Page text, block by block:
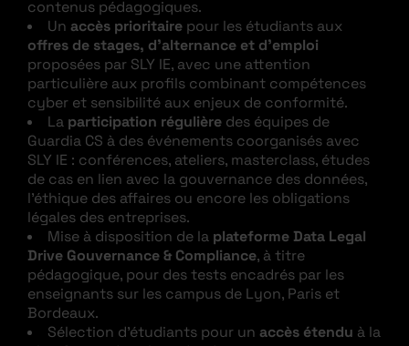
contenus pédagogiques.
Un accès prioritaire pour les étudiants aux
offres de stages, d’alternance et d’emploi
proposées par SLY IE, avec une attention
particulière aux profils combinant compétences
cyber et sensibilité aux enjeux de conformité.
La participation régulière des équipes de
Guardia CS à des événements coorganisés avec
SLY IE : conférences, ateliers, masterclass, études
de cas en lien avec la gouvernance des données,
l’éthique des affaires ou encore les obligations
légales des entreprises.
Mise à disposition de la plateforme Data Legal
Drive Gouvernance & Compliance, à titre
pédagogique, pour des tests encadrés par les
enseignants sur les campus de Lyon, Paris et
Bordeaux.
Sélection d’étudiants pour un accès étendu à la